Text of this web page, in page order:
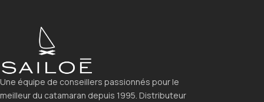
Une équipe de conseillers passionnés pour le
meilleur du catamaran depuis 1995. Distributeur